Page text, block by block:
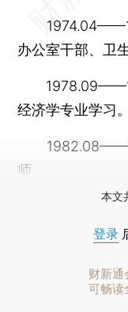
办公室干部、卫
经济学专业学习。
师。
本文
登录
财新通
可畅读